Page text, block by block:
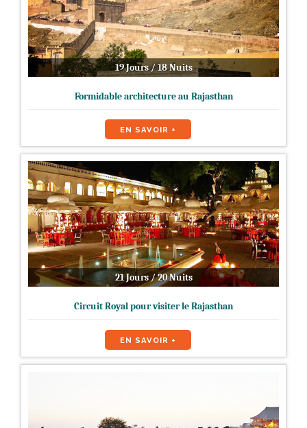
19 Jours / 18 Nuits
Formidable architecture au Rajasthan
EN SAVOIR +
21 Jours / 20 Nuits
Circuit Royal pour visiter le Rajasthan
EN SAVOIR +